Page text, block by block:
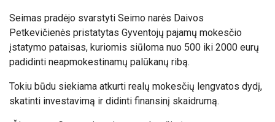
Seimas pradėjo svarstyti Seimo narės Daivos
Petkevičienės pristatytas Gyventojų pajamų mokesčio
įstatymo pataisas, kuriomis siūloma nuo 500 iki 2000 eurų
padidinti neapmokestinamų palūkanų ribą.
Tokiu būdu siekiama atkurti realų mokesčių lengvatos dydį,
skatinti investavimą ir didinti finansinį skaidrumą.